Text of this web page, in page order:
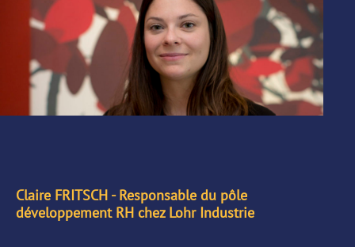
Claire FRITSCH - Responsable du pôle
développement RH chez Lohr Industrie